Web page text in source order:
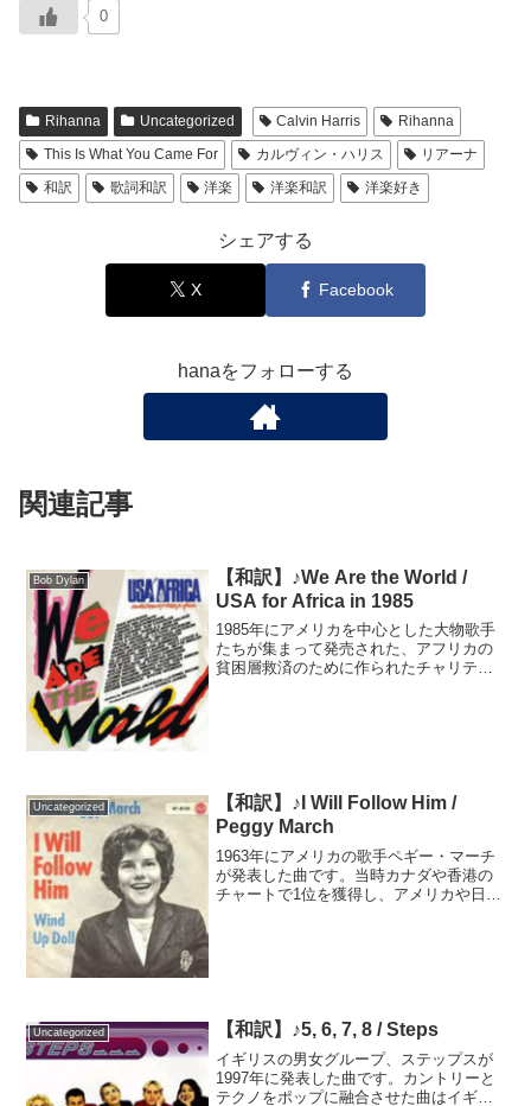
0
Rihanna Uncategorized Calvin Harris
Rihanna
This Is What You Came For
カルヴィン・ハリス
リアーナ
和訳
歌詞和訳 洋楽 洋楽和訳 洋楽好き
シェアする
X Facebook
hanaをフォローする
関連記事
Bob Dylan
【和訳】♪We Are the World /
USA for Africa in 1985
1985年にアメリカを中心とした大物歌手
たちが集まって発売された、アフリカの
貧困層救済のために作られたチャリティ
Uncategorized
【和訳】♪I Will Follow Him /
Peggy March
1963年にアメリカの歌手ペギー・マーチ
が発表した曲です。当時カナダや香港の
チャートで1位を獲得し、アメリカや日本
Uncategorized 【和訳】♪5, 6, 7, 8 / Steps
イギリスの男女グループ、ステップスが
1997年に発表した曲です。カントリーと
テクノをポップに融合させた曲はイギリ